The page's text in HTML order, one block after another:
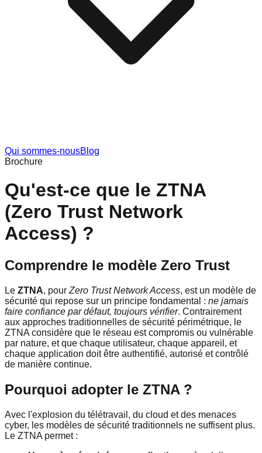
Qui sommes-nousBlog
Brochure
Qu'est-ce que le ZTNA
(Zero Trust Network
Access) ?
Comprendre le modèle Zero Trust
Le ZTNA, pour Zero Trust Network Access, est un modèle de
sécurité qui repose sur un principe fondamental : ne jamais
faire confiance par défaut, toujours vérifier. Contrairement
aux approches traditionnelles de sécurité périmétrique, le
ZTNA considère que le réseau est compromis ou vulnérable
par nature, et que chaque utilisateur, chaque appareil, et
chaque application doit être authentifié, autorisé et contrôlé
de manière continue.
Pourquoi adopter le ZTNA ?
Avec l'explosion du télétravail, du cloud et des menaces
cyber, les modèles de sécurité traditionnels ne suffisent plus.
Le ZTNA permet :